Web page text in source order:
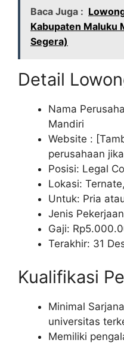
Baca Juga :
Kabupaten Maluku
Segera)
Detail
Nama
Mandiri
Website :
perusahaan
Posisi: Legal
Lokasi:
Untuk: Pria
Jenis
Gaji: Rp
Terakhir: 31
Kualifikasi
Minimal
universitas
Memiliki